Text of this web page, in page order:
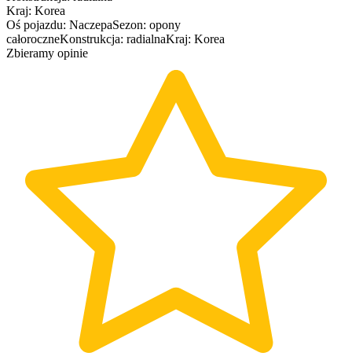
Kraj: Korea
Oś pojazdu: NaczepaSezon: opony
całoroczneKonstrukcja: radialnaKraj: Korea
Zbieramy opinie